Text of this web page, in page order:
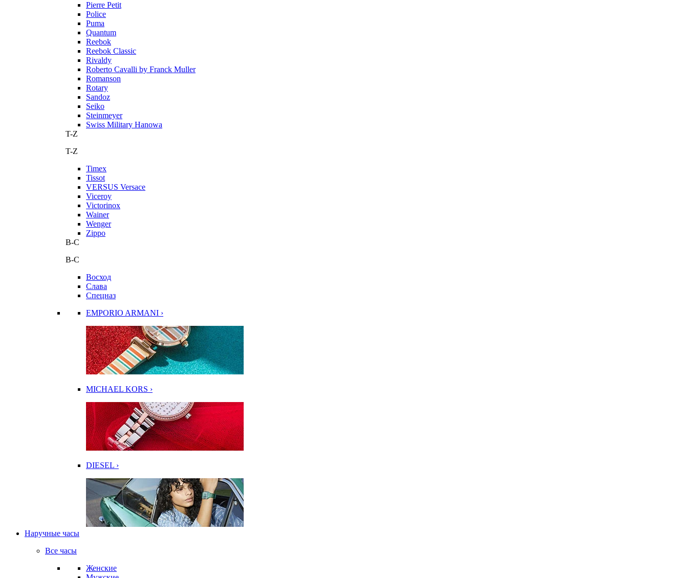
Pierre Petit
Police
Puma
Quantum
Reebok
Reebok Classic
Rivaldy
Roberto Cavalli by Franck Muller
Romanson
Rotary
Sandoz
Seiko
Steinmeyer
Swiss Military Hanowa
T-Z
T-Z
Timex
Tissot
VERSUS Versace
Viceroy
Victorinox
Wainer
Wenger
Zippo
В-С
В-С
Восход
Слава
Спецназ
EMPORIO ARMANI ›
MICHAEL KORS ›
DIESEL ›
Наручные часы
Все часы
Женские